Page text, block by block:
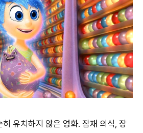
유치하지 않은 영화. 잠재 의식, 장